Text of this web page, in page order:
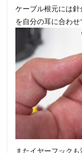
ケーブル根元には
を自分の耳に合わせ
またイヤーフック